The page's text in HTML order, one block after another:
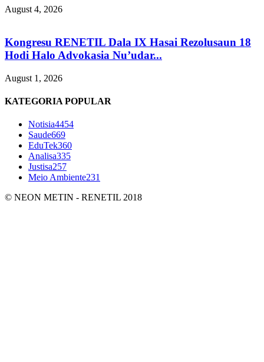
August 4, 2026
Kongresu RENETIL Dala IX Hasai Rezolusaun 18
Hodi Halo Advokasia Nu’udar...
August 1, 2026
KATEGORIA POPULAR
Notisia4454
Saude669
EduTek360
Analisa335
Justisa257
Meio Ambiente231
© NEON METIN - RENETIL 2018